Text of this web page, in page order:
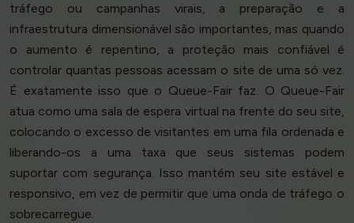
tráfego ou campanhas virais, a preparação e a
infraestrutura dimensionável são importantes, mas quando
o aumento é repentino, a proteção mais confiável é
controlar quantas pessoas acessam o site de uma só vez.
É exatamente isso que o Queue-Fair faz. O Queue-Fair
atua como uma sala de espera virtual na frente do seu site,
colocando o excesso de visitantes em uma fila ordenada e
liberando-os a uma taxa que seus sistemas podem
suportar com segurança. Isso mantém seu site estável e
responsivo, em vez de permitir que uma onda de tráfego o
sobrecarregue.